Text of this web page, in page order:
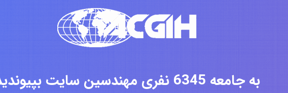
به جامعه 6345 نفری مهندسین سایت بپیوندید